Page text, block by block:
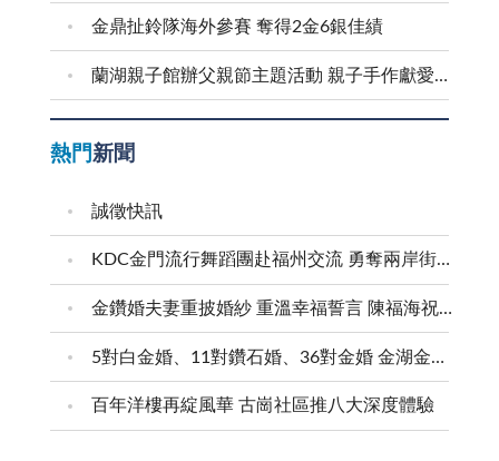
金鼎扯鈴隊海外參賽 奪得2金6銀佳績
蘭湖親子館辦父親節主題活動 親子手作獻愛爸爸
熱門新聞
誠徵快訊
KDC金門流行舞蹈團赴福州交流 勇奪兩岸街舞賽三等獎
金鑽婚夫妻重披婚紗 重溫幸福誓言 陳福海祝福牽手半世紀 情深相守成典範
5對白金婚、11對鑽石婚、36對金婚 金湖金沙夫妻共享榮耀時刻 陳福海表揚金鑽婚夫妻 向半世紀相守家庭典範致敬
百年洋樓再綻風華 古崗社區推八大深度體驗